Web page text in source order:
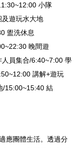
小隊
遊玩水大地
盥洗休息
晚間遊
員集合/6:40~7:00 學
講解+遊玩
/15:00~15:40 結
應團體生活。透過分